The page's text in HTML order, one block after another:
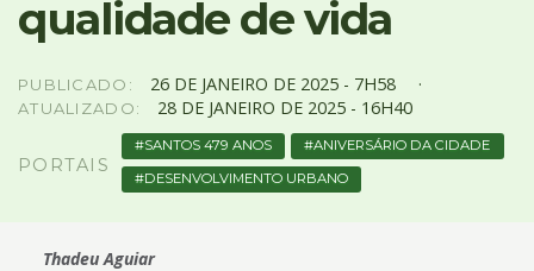
Acessibilidade
qualidade de vida
PUBLICADO: 26 DE JANEIRO DE 2025 - 7H58
ATUALIZADO: 28 DE JANEIRO DE 2025 - 16H40
PORTAIS
SANTOS 479 ANOS
ANIVERSÁRIO DA CIDADE
DESENVOLVIMENTO URBANO
Thadeu Aguiar